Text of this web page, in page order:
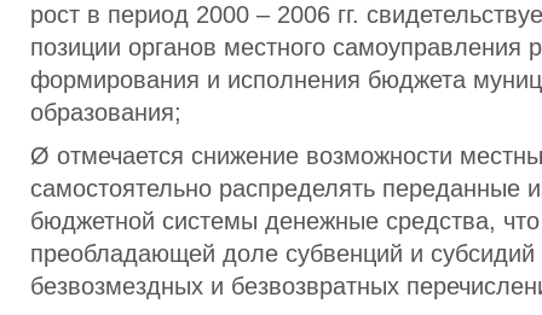
рост в период 2000 – 2006 гг.
позиции органов местного самоуправления
формирования и исполнения бюджета
образования;
Ø отмечается снижение возможности
самостоятельно распределять переданные
бюджетной системы денежные средства,
преобладающей доле субвенций и
безвозмездных и безвозвратных